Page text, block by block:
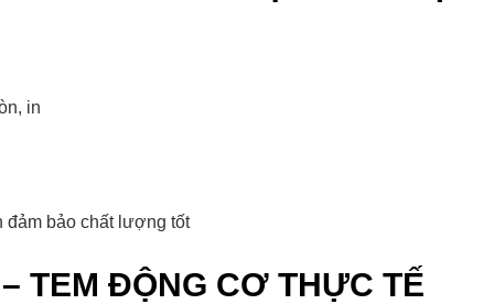
in
đảm bảo chất lượng tốt
TEM ĐỘNG CƠ THỰC TẾ